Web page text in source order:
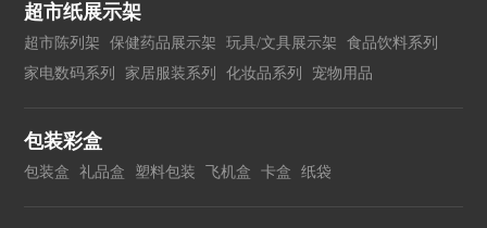
超市纸展示架
超市陈列架 保健药品展示架 玩具/文具展示架
食品饮料系列
家电数码系列
家居服装系列 化妆品系列 宠物用品
包装彩盒
包装盒 礼品盒 塑料包装 飞机盒 卡盒 纸袋